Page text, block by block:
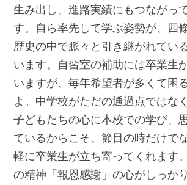
生み出し、進路実績にもつながっ
す。自ら率先して学ぶ姿勢が、四
歴史の中で脈々と引き継がれてい
います。自習室の補助には卒業生
いますが、毎年希望者が多くて困
よ。中学校がただの通過点ではな
子どもたちの心に本校での学び、
ているからこそ、節目の時だけで
軽に卒業生が立ち寄ってくれます
の精神「報恩感謝」の心がしっか